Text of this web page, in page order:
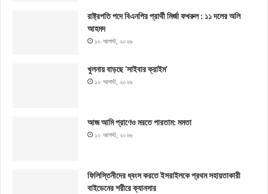
রাষ্ট্রপতি পদে বিএনপির প্রার্থী মির্জা ফখরুল : ১১ দলের অলি
আহমদ
১০ আগস্ট, ২০২৬
খুলনায় বাড়ছে ‘সাইবার ক্রাইম’
১০ আগস্ট, ২০২৬
আজ আমি প্রাণেও মরতে পারতাম: মমতা
১০ আগস্ট, ২০২৬
ফিলিস্তিনীদের ধ্বংস করতে ইসরাইলকে প্রথম সহায়তাকারী
বাইডেনের শরীরে ক্যানসার